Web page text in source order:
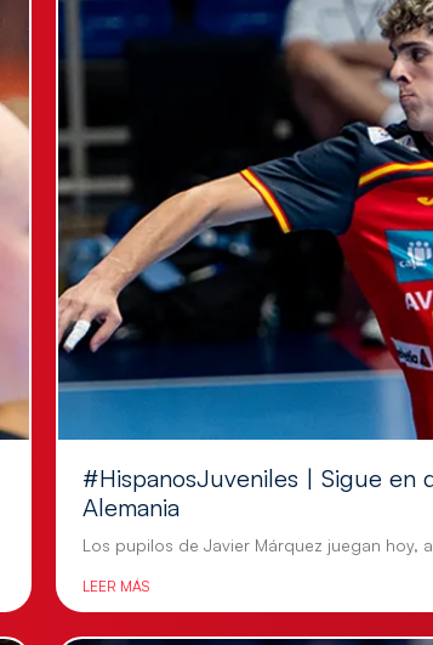
#HispanosJuveniles | Sigue en
Alemania
Los pupilos de Javier Márquez juegan hoy,
LEER MÁS